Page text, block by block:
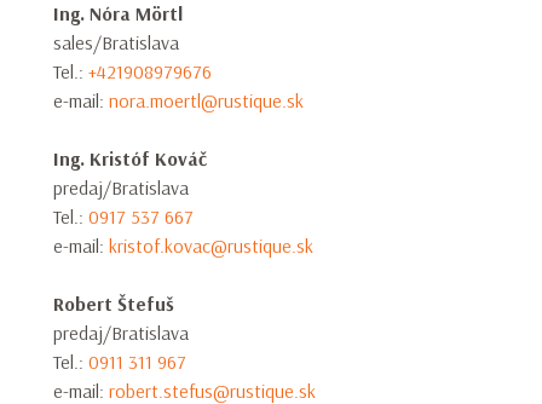
Ing. Nóra Mörtl
sales/Bratislava
Tel.: +421908979676
e-mail: nora.moertl@rustique.sk
Ing. Kristóf Kováč
predaj/Bratislava
Tel.: 0917 537 667
e-mail: kristof.kovac@rustique.sk
Robert Štefuš
predaj/Bratislava
Tel.: 0911 311 967
e-mail: robert.stefus@rustique.sk